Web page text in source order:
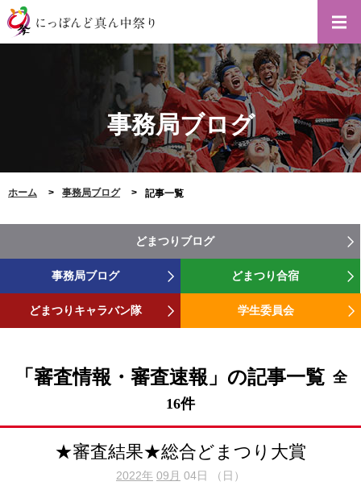
事務局ブログ
ホーム 事務局ブログ 記事一覧
どまつりブログ
事務局ブログ どまつり合宿
どまつりキャラバン隊 学生委員会
「審査情報・審査速報」の記事一覧 全
16件
★審査結果★総合どまつり大賞
2022年 09月 04日 （日）